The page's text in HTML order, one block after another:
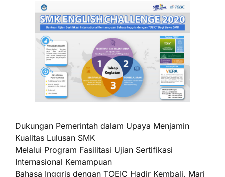
Dukungan Pemerintah dalam Upaya Menjamin
Kualitas Lulusan SMK
Melalui Program Fasilitasi Ujian Sertifikasi
Internasional Kemampuan
Bahasa Inggris dengan TOEIC Hadir Kembali, Mari